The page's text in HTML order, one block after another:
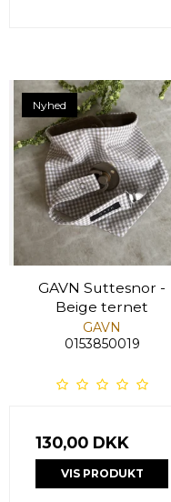
Nyhed
GAVN Suttesnor -
Beige ternet
GAVN
0153850019
130,00 DKK
VIS PRODUKT